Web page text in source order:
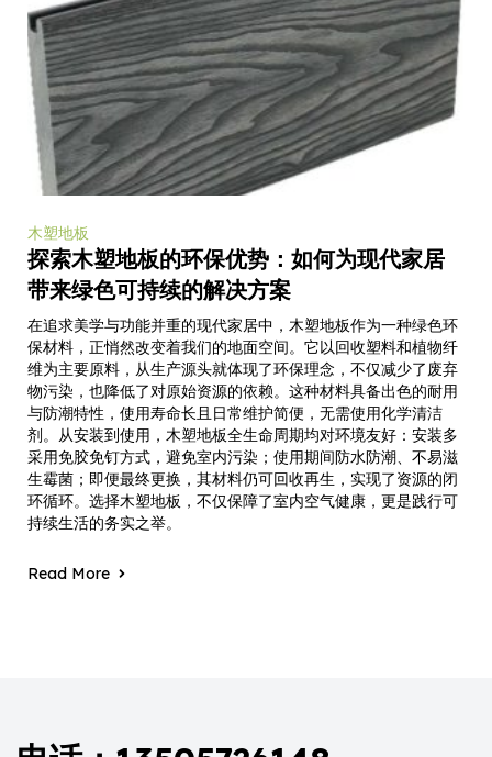
木塑地板
探索木塑地板的环保优势：如何为现代家居
带来绿色可持续的解决方案
在追求美学与功能并重的现代家居中，木塑地板作为一种绿色环
保材料，正悄然改变着我们的地面空间。它以回收塑料和植物纤
维为主要原料，从生产源头就体现了环保理念，不仅减少了废弃
物污染，也降低了对原始资源的依赖。这种材料具备出色的耐用
与防潮特性，使用寿命长且日常维护简便，无需使用化学清洁
剂。从安装到使用，木塑地板全生命周期均对环境友好：安装多
采用免胶免钉方式，避免室内污染；使用期间防水防潮、不易滋
生霉菌；即便最终更换，其材料仍可回收再生，实现了资源的闭
环循环。选择木塑地板，不仅保障了室内空气健康，更是践行可
持续生活的务实之举。
Read More